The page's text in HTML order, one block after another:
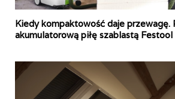
Kiedy kompaktowość daje przewagę.
akumulatorową piłę szablastą Festool